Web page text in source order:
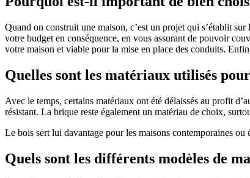
Quand on construit une maison, c’est un projet qui s’établit
votre budget en conséquence, en vous assurant de pouvoir
votre maison et viable pour la mise en place des conduits.
Quelles sont les matériaux utilisés
Avec le temps, certains matériaux ont été délaissés au profit
résistant. La brique reste également un matériau de choix,
Le bois sert lui davantage pour les maisons contemporaines
Quels sont les différents modèles de